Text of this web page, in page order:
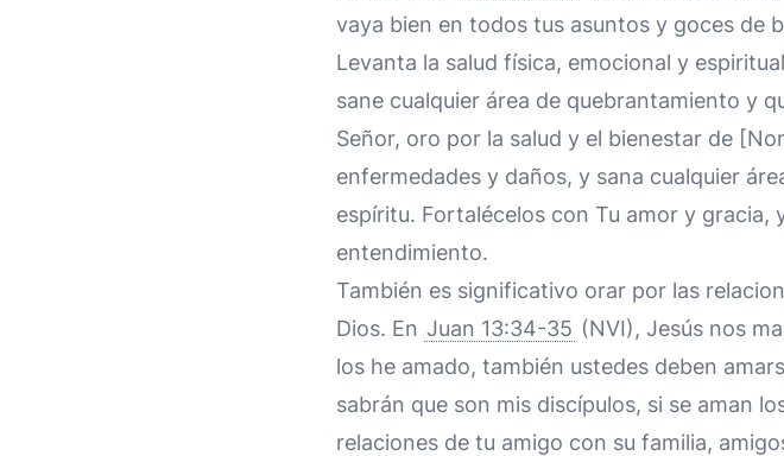
vaya bien en todos tus asuntos y goces de
Levanta la salud física, emocional y
sane cualquier área de quebrantamiento y
Señor, oro por la salud y el bienestar de
enfermedades y daños, y sana cualquier
espíritu. Fortalécelos con Tu amor y gracia,
entendimiento.
También es significativo orar por las
Dios. En Juan 13:34-35 (NVI), Jesús nos
los he amado, también ustedes deben
sabrán que son mis discípulos, si se aman
relaciones de tu amigo con su familia,